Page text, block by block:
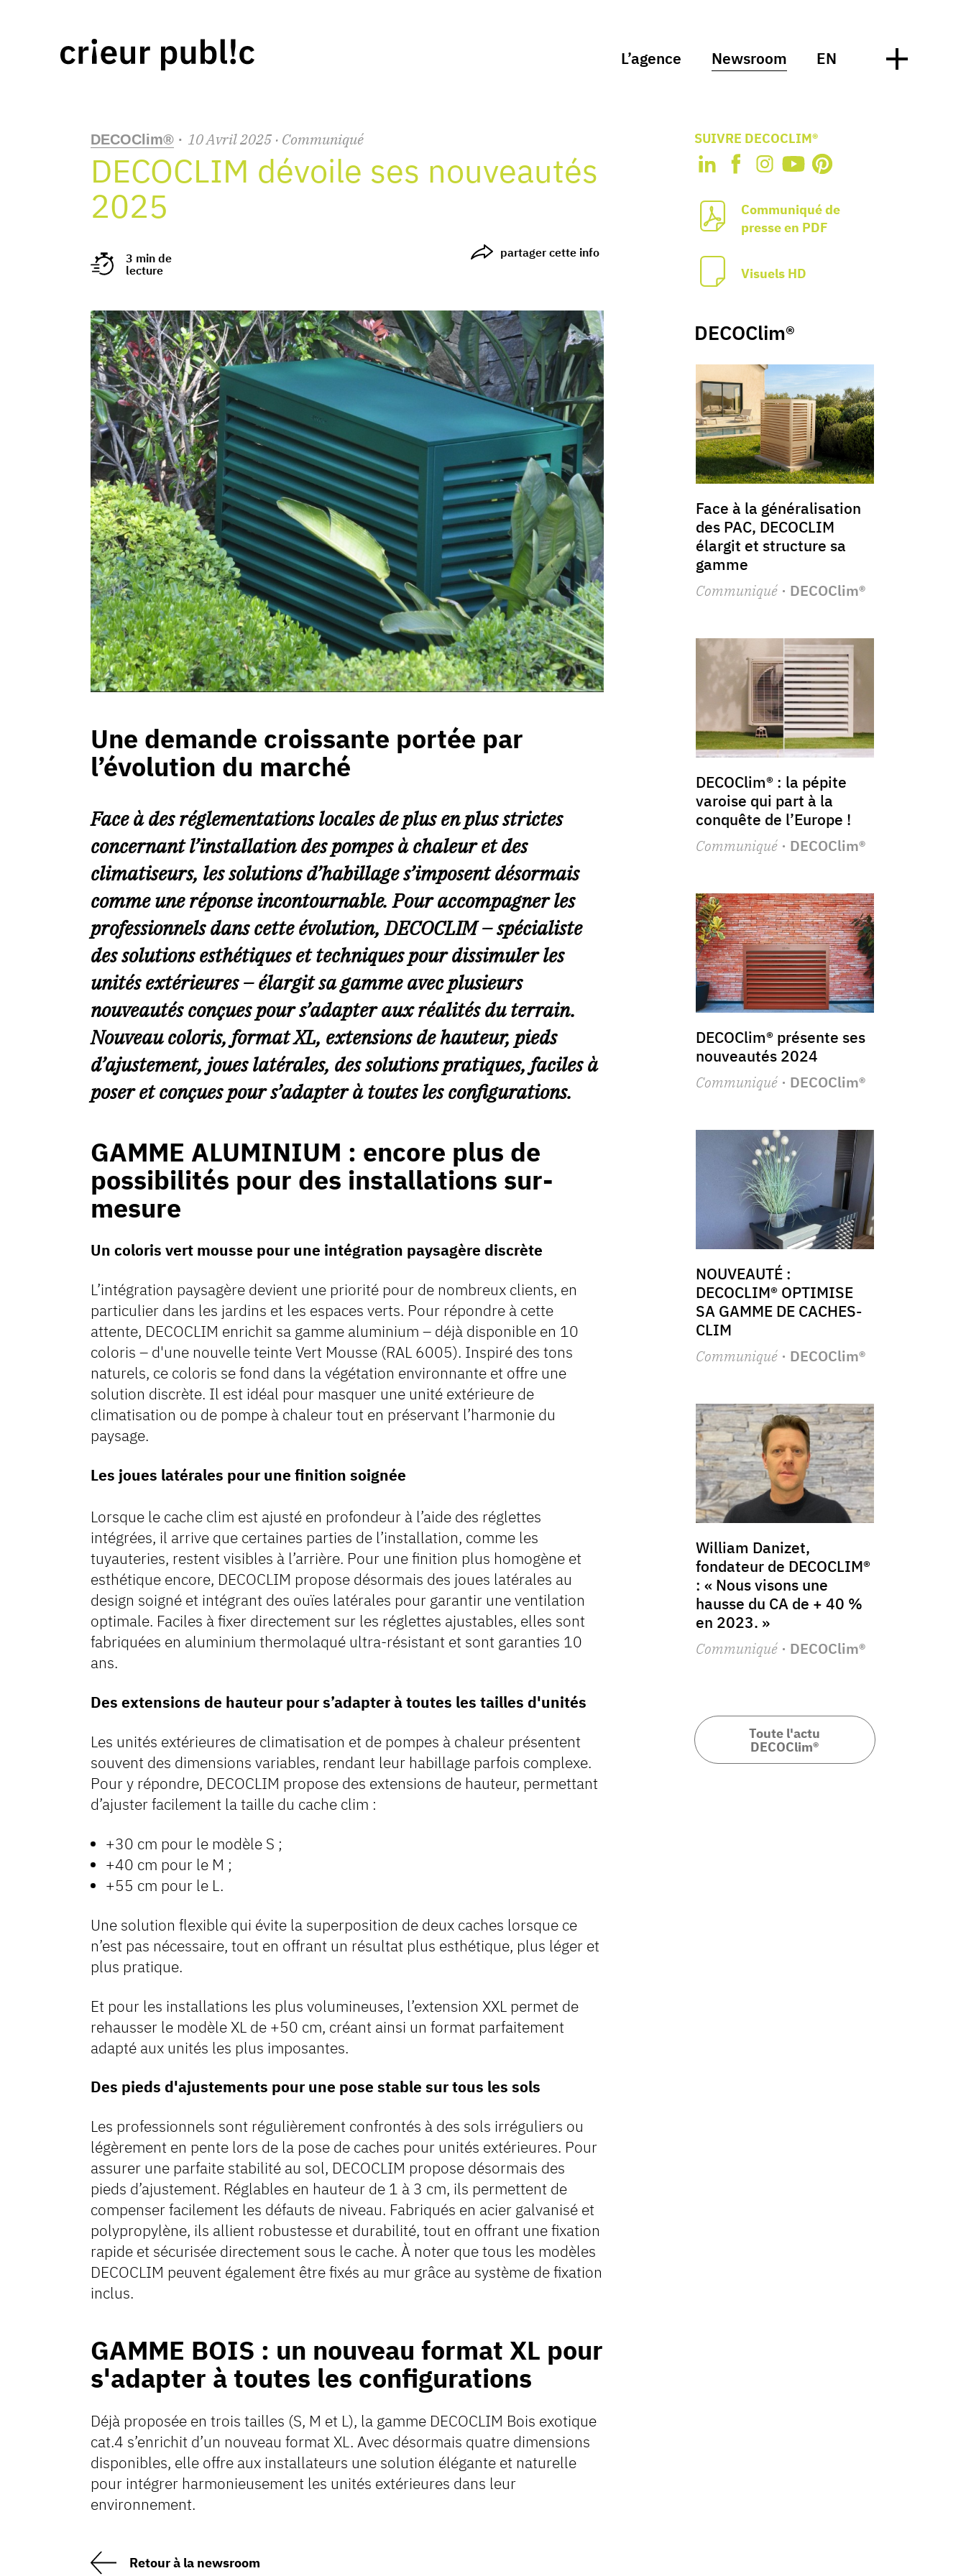
L’agence Newsroom EN
DECOClim® · 10Avril2025 · Communiqué
DECOCLIM dévoile ses nouveautés
2025
3 min de
lecture
partager cette info
Une demande croissante portée par
l’évolution du marché
Face à des réglementations locales de plus en plus strictes
concernant l’installation des pompes à chaleur et des
climatiseurs, les solutions d’habillage s’imposent désormais
comme une réponse incontournable. Pour accompagner les
professionnels dans cette évolution, DECOCLIM – spécialiste
des solutions esthétiques et techniques pour dissimuler les
unités extérieures – élargit sa gamme avec plusieurs
nouveautés conçues pour s’adapter aux réalités du terrain.
Nouveau coloris, format XL, extensions de hauteur, pieds
d’ajustement, joues latérales, des solutions pratiques, faciles à
poser et conçues pour s’adapter à toutes les configurations.
GAMME ALUMINIUM : encore plus de
possibilités pour des installations sur-
mesure
Un coloris vert mousse pour une intégration paysagère discrète
L’intégration paysagère devient une priorité pour de nombreux clients, en
particulier dans les jardins et les espaces verts. Pour répondre à cette
attente, DECOCLIM enrichit sa gamme aluminium – déjà disponible en 10
coloris – d'une nouvelle teinte Vert Mousse (RAL 6005). Inspiré des tons
naturels, ce coloris se fond dans la végétation environnante et offre une
solution discrète. Il est idéal pour masquer une unité extérieure de
climatisation ou de pompe à chaleur tout en préservant l’harmonie du
paysage.
Les joues latérales pour une finition soignée
Lorsque le cache clim est ajusté en profondeur à l’aide des réglettes
intégrées, il arrive que certaines parties de l’installation, comme les
tuyauteries, restent visibles à l’arrière. Pour une finition plus homogène et
esthétique encore, DECOCLIM propose désormais des joues latérales au
design soigné et intégrant des ouïes latérales pour garantir une ventilation
optimale. Faciles à fixer directement sur les réglettes ajustables, elles sont
fabriquées en aluminium thermolaqué ultra-résistant et sont garanties 10
ans.
Des extensions de hauteur pour s’adapter à toutes les tailles d'unités
Les unités extérieures de climatisation et de pompes à chaleur présentent
souvent des dimensions variables, rendant leur habillage parfois complexe.
Pour y répondre, DECOCLIM propose des extensions de hauteur, permettant
d’ajuster facilement la taille du cache clim :
+30 cm pour le modèle S ;
+40 cm pour le M ;
+55 cm pour le L.
Une solution flexible qui évite la superposition de deux caches lorsque ce
n’est pas nécessaire, tout en offrant un résultat plus esthétique, plus léger et
plus pratique.
Et pour les installations les plus volumineuses, l’extension XXL permet de
rehausser le modèle XL de +50 cm, créant ainsi un format parfaitement
adapté aux unités les plus imposantes.
Des pieds d'ajustements pour une pose stable sur tous les sols
Les professionnels sont régulièrement confrontés à des sols irréguliers ou
légèrement en pente lors de la pose de caches pour unités extérieures. Pour
assurer une parfaite stabilité au sol, DECOCLIM propose désormais des
pieds d’ajustement. Réglables en hauteur de 1 à 3 cm, ils permettent de
compenser facilement les défauts de niveau. Fabriqués en acier galvanisé et
polypropylène, ils allient robustesse et durabilité, tout en offrant une fixation
rapide et sécurisée directement sous le cache. À noter que tous les modèles
DECOCLIM peuvent également être fixés au mur grâce au système de fixation
inclus.
GAMME BOIS : un nouveau format XL pour
s'adapter à toutes les configurations
Déjà proposée en trois tailles (S, M et L), la gamme DECOCLIM Bois exotique
cat.4 s’enrichit d’un nouveau format XL. Avec désormais quatre dimensions
disponibles, elle offre aux installateurs une solution élégante et naturelle
pour intégrer harmonieusement les unités extérieures dans leur
environnement.
Retour à la newsroom
SUIVRE DECOCLIM®
Communiqué de
presse en PDF
Visuels HD
DECOClim®
Face à la généralisation
des PAC, DECOCLIM
élargit et structure sa
gamme
Communiqué· DECOClim®
DECOClim® : la pépite
varoise qui part à la
conquête de l’Europe !
Communiqué· DECOClim®
DECOClim® présente ses
nouveautés 2024
Communiqué· DECOClim®
NOUVEAUTÉ :
DECOCLIM® OPTIMISE
SA GAMME DE CACHES-
CLIM
Communiqué· DECOClim®
William Danizet,
fondateur de DECOCLIM®
: « Nous visons une
hausse du CA de + 40 %
en 2023. »
Communiqué· DECOClim®
Toute l'actu
DECOClim®